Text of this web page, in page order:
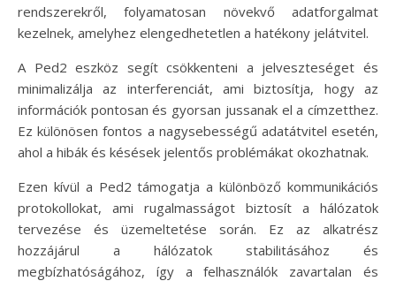
rendszerekről, folyamatosan növekvő adatforgalmat
kezelnek, amelyhez elengedhetetlen a hatékony jelátvitel.
A Ped2 eszköz segít csökkenteni a jelveszteséget és
minimalizálja az interferenciát, ami biztosítja, hogy az
információk pontosan és gyorsan jussanak el a címzetthez.
Ez különösen fontos a nagysebességű adatátvitel esetén,
ahol a hibák és késések jelentős problémákat okozhatnak.
Ezen kívül a Ped2 támogatja a különböző kommunikációs
protokollokat, ami rugalmasságot biztosít a hálózatok
tervezése és üzemeltetése során. Ez az alkatrész
hozzájárul a hálózatok stabilitásához és
megbízhatóságához, így a felhasználók zavartalan és